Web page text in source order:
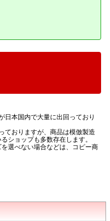
日本国内で大量に出回っており
ておりますが、商品は模倣製造
ショップも多数存在します。
選べない場合などは、コピー商